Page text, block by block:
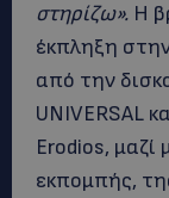
στηρίζω». Η
έκπληξη
από την
UNIVERSAL
Erodios, μαζί
εκπομπής,